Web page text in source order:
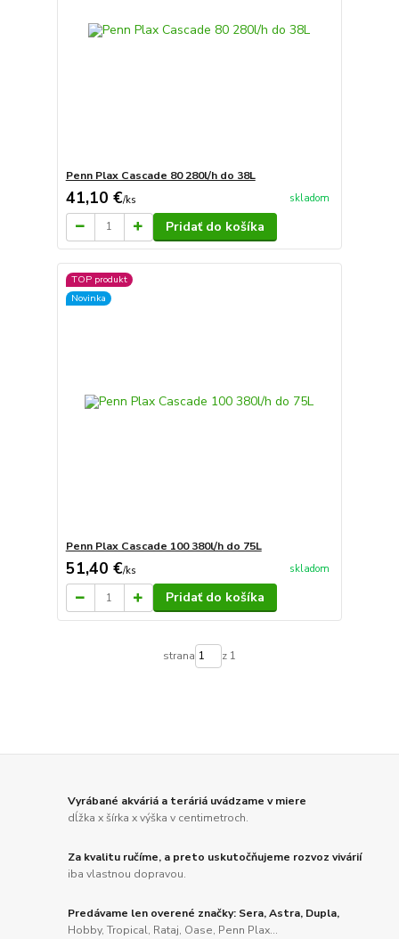
Penn Plax Cascade 80 280l/h do 38L
41,10 €/ks skladom
Pridať do košíka
TOP produkt
Novinka
Penn Plax Cascade 100 380l/h do 75L
51,40 €/ks skladom
Pridať do košíka
strana z 1
Vyrábané akváriá a teráriá uvádzame v miere
dĺžka x šírka x výška v centimetroch.
Za kvalitu ručíme, a preto uskutočňujeme rozvoz vivárií
iba vlastnou dopravou.
Predávame len overené značky: Sera, Astra, Dupla,
Hobby, Tropical, Rataj, Oase, Penn Plax...